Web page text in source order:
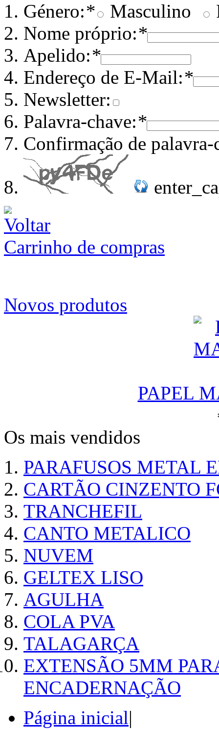
Género:* Masculino
Nome próprio:*
Apelido:*
Endereço de E-Mail:*
Newsletter:
Palavra-chave:*
Confirmação de palavra-
Carrinho de compras
Novos produtos
PAPEL
Os mais vendidos
PARAFUSOS METAL
CARTÃO CINZENTO
TRANCHEFIL
CANTO METALICO
NUVEM
GELTEX LISO
AGULHA
COLA PVA
TALAGARÇA
EXTENSÃO 5MM
ENCADERNAÇÃO
Página inicial|